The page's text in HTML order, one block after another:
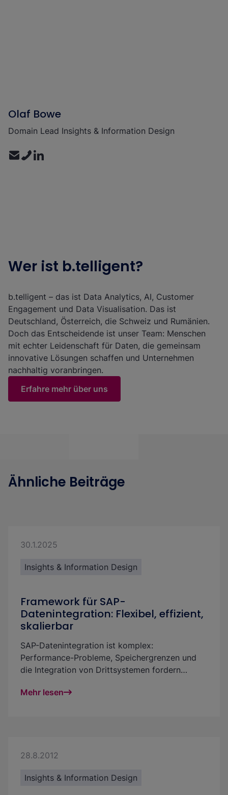
Olaf Bowe
Domain Lead Insights & Information Design
Wer ist b.telligent?
b.telligent – das ist Data Analytics, AI, Customer
Engagement und Data Visualisation. Das ist
Deutschland, Österreich, die Schweiz und Rumänien.
Doch das Entscheidende ist unser Team: Menschen
mit echter Leidenschaft für Daten, die gemeinsam
innovative Lösungen schaffen und Unternehmen
nachhaltig voranbringen.
Erfahre mehr über uns
Ähnliche Beiträge
30.1.2025
Insights & Information Design
Framework für SAP-
Datenintegration: Flexibel, effizient,
skalierbar
SAP-Datenintegration ist komplex:
Performance-Probleme, Speichergrenzen und
die Integration von Drittsystemen fordern
Framework schaffst Du eine leistungsstarke und
Mehr lesen
28.8.2012
Insights & Information Design